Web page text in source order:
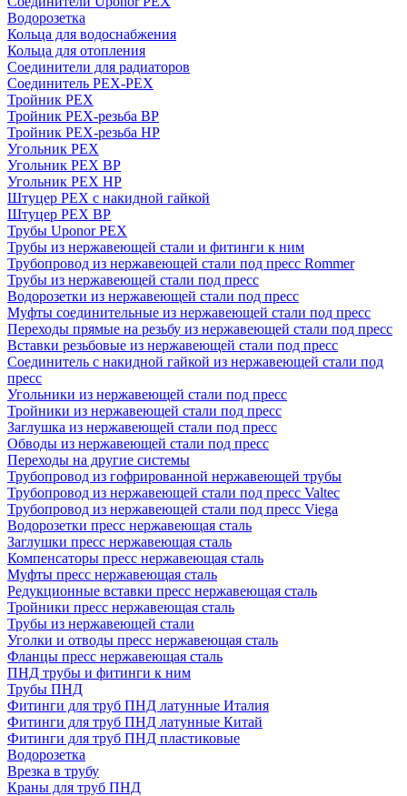
Водорозетка
Кольца для водоснабжения
Кольца для отопления
Соединители для радиаторов
Соединитель PEX-PEX
Тройник PEX
Тройник PEX-резьба ВР
Тройник PEX-резьба НР
Угольник PEX
Угольник PEX ВР
Угольник PEX НР
Штуцер PEX c накидной гайкой
Штуцер PEX ВР
Трубы Uponor PEX
Трубы из нержавеющей стали и фитинги к ним
Трубопровод из нержавеющей стали под пресс Rommer
Трубы из нержавеющей стали под пресс
Водорозетки из нержавеющей стали под пресс
Муфты соединительные из нержавеющей стали под пресс
Переходы прямые на резьбу из нержавеющей стали под пресс
Вставки резьбовые из нержавеющей стали под пресс
Соединитель с накидной гайкой из нержавеющей стали под
пресс
Угольники из нержавеющей стали под пресс
Тройники из нержавеющей стали под пресс
Заглушка из нержавеющей стали под пресс
Обводы из нержавеющей стали под пресс
Переходы на другие системы
Трубопровод из гофрированной нержавеющей трубы
Трубопровод из нержавеющей стали под пресс Valtec
Трубопровод из нержавеющей стали под пресс Viega
Водорозетки пресс нержавеющая сталь
Заглушки пресс нержавеющая сталь
Компенсаторы пресс нержавеющая сталь
Муфты пресс нержавеющая сталь
Редукционные вставки пресс нержавеющая сталь
Тройники пресс нержавеющая сталь
Трубы из нержавеющей стали
Уголки и отводы пресс нержавеющая сталь
Фланцы пресс нержавеющая сталь
ПНД трубы и фитинги к ним
Трубы ПНД
Фитинги для труб ПНД латунные Италия
Фитинги для труб ПНД латунные Китай
Фитинги для труб ПНД пластиковые
Водорозетка
Врезка в трубу
Краны для труб ПНД